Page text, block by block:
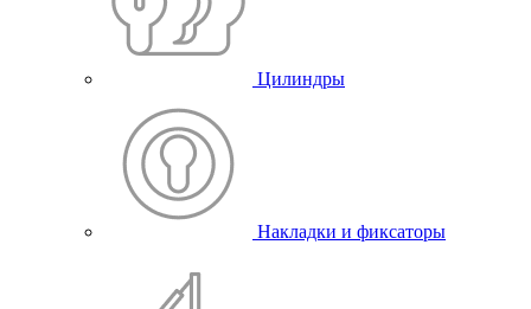
Цилиндры
Накладки и фиксаторы